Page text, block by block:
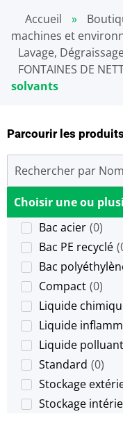
Accueil »
machines et
Lavage,
FONTAINES DE
solvants
Parcourir les
Choisir une ou
Bac acier (0)
Bac PE recyclé (
Bac
Compact (0)
Liquide
Liquide
Liquide
Standard (0)
Stockage
Stockage